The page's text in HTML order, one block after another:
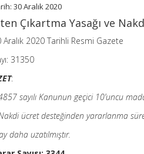
30 Aralık 2020
Çıkartma Yasağı ve
Aralık 2020 Tarihli Resmi Gazete
31350
:
sayılı Kanunun geçici 10’uncu
ücret desteğinden yararlanma
daha uzatılmıştır.